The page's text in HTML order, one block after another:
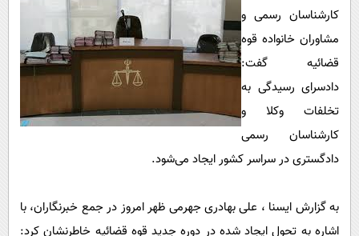
فناوری
گوناگون
محیط زیست
سلامت
بین الملل
روانشناسی
آشپزی
کارشناسان رسمی و
مشاوران خانواده قوه
قضائیه گفت:
دادسرای رسیدگی به
تخلفات وکلا و
کارشناسان رسمی
دادگستری در سراسر کشور ایجاد می‌شود.
به گزارش ایسنا ، علی بهادری جهرمی ظهر امروز در جمع خبرنگاران، با
اشاره به تحول ایجاد شده در دوره جدید قوه قضائیه خاطرنشان کرد: